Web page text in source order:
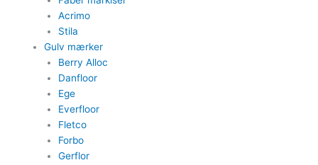
Acrimo​
Stila​
Gulv mærker
Berry Alloc
Danfloor
Ege
Everfloor
Fletco
Forbo
Gerflor